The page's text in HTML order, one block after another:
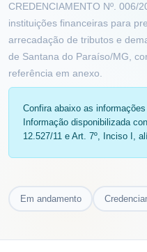
Em andamento
CREDENCIAMENTO Nº. 006/
instituições financeiras para
arrecadação de tributos e
de Santana do Paraíso/MG,
referência em anexo.
Confira abaixo as
Informação disponibilizada
12.527/11 e Art. 7º, Inciso I,